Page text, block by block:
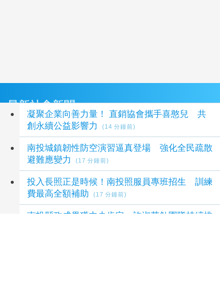
最新社會新聞
凝聚企業向善力量！ 直銷協會攜手喜憨兒 共
創永續公益影響力
(14 分鐘前)
南投城鎮韌性防空演習逼真登場 強化全民疏散
避難應變力
(17 分鐘前)
投入長照正是時候！南投照服員專班招生 訓練
費最高全額補助
(17 分鐘前)
南投縣政成果獲中央肯定 許淑華勉團隊持續推